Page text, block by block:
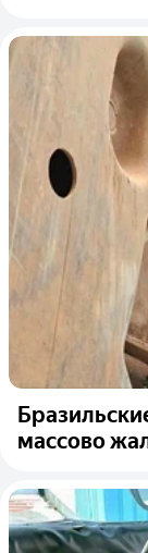
массово